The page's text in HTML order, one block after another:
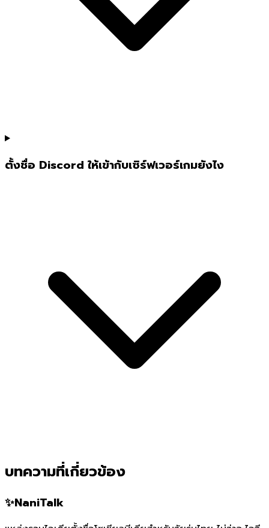
ตั้งชื่อ Discord ให้เข้ากับเซิร์ฟเวอร์เกมยังไง
บทความที่เกี่ยวข้อง
✨NaniTalk